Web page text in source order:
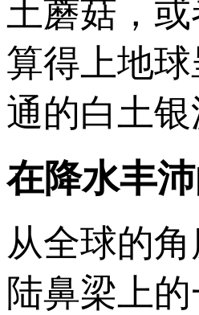
土蘑菇，
算得上地
通的白土
在降水丰
从全球的
陆鼻梁上